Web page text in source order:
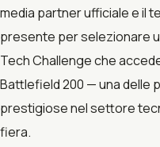
media partner ufficiale e il
presente per selezionare
Tech Challenge che
Battlefield 200 — una delle
prestigiose nel settore
fiera.